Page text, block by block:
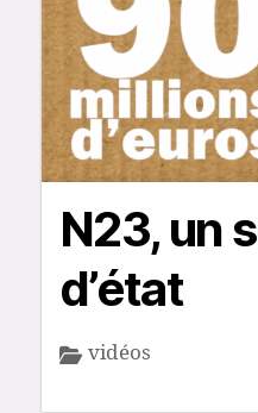
N23, un
d’état
vidéos